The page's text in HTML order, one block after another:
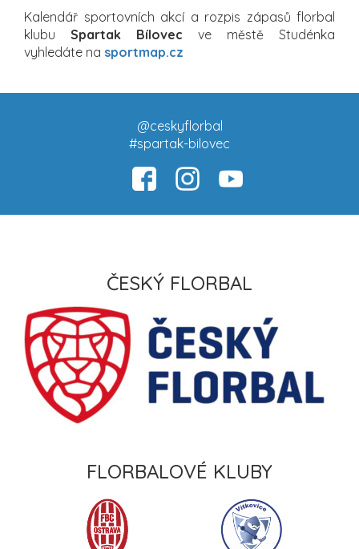
Kalendář sportovních akcí a rozpis zápasů florbal
klubu Spartak Bílovec ve městě Studénka
vyhledáte na sportmap.cz
@ceskyflorbal
#spartak-bilovec
ČESKÝ FLORBAL
FLORBALOVÉ KLUBY